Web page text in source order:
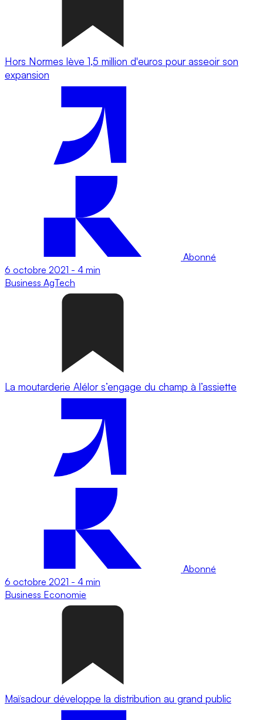
Hors Normes lève 1,5 million d'euros pour asseoir son
expansion
Abonné
6 octobre 2021 - 4 min
Business AgTech
La moutarderie Alélor s’engage du champ à l’assiette
Abonné
6 octobre 2021 - 4 min
Business Economie
Maïsadour développe la distribution au grand public